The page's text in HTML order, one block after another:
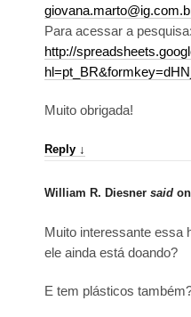
Para acessar a pesquisa:
http://
Muito obrigada!
Reply ↓
William R. Diesner said on
Muito interessante essa
ele ainda está doando?
E tem plásticos